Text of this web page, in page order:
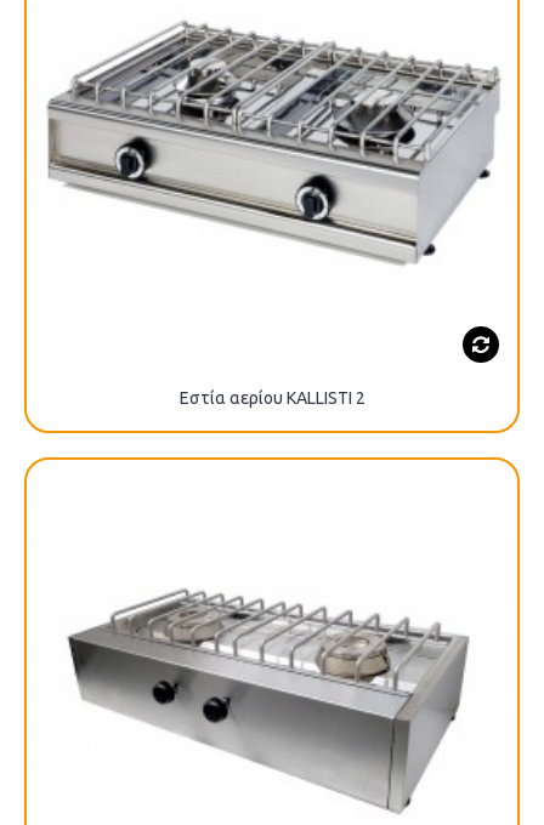
Εστία αερίου KALLISTI 2